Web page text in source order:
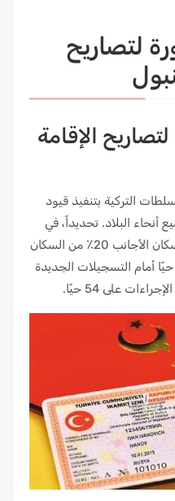
لتصاريح
الإقامة
2022، قامت السلطات التركية بتنفيذ قيود
أنحاء البلاد. تحديداً، في
63 محافظة حيث تتجاوز نسبة السكان الأجانب 20٪ من السكان
المحليين الأتراك، تم إغلاق 1,169 حيًا أمام التسجيلات الجديدة
على 54 حيًا.